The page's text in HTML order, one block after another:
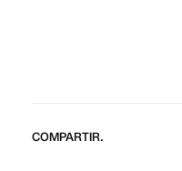
COMPARTIR.